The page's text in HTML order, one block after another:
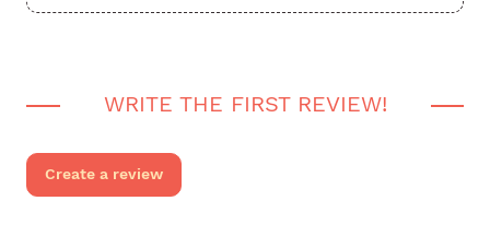
WRITE THE FIRST REVIEW!
Create a review